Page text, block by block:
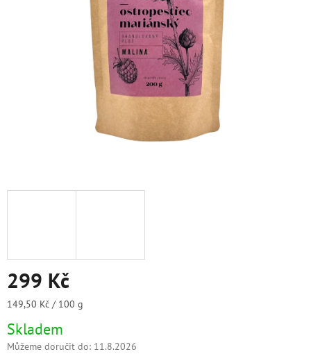
299 Kč
Měrná
149,50 Kč / 100 g
Skladem
Můžeme doručit do: 11.8.2026